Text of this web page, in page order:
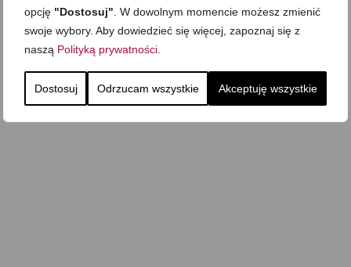
opcję "Dostosuj" . W dowolnym momencie możesz zmienić
swoje wybory. Aby dowiedzieć się więcej, zapoznaj się z
naszą Polityką prywatności
Dostosuj Odrzucam wszystkie Akceptuję wszystkie